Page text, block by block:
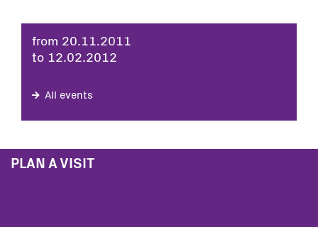
from 20.11.2011
to 12.02.2012
All events
PLAN A VISIT